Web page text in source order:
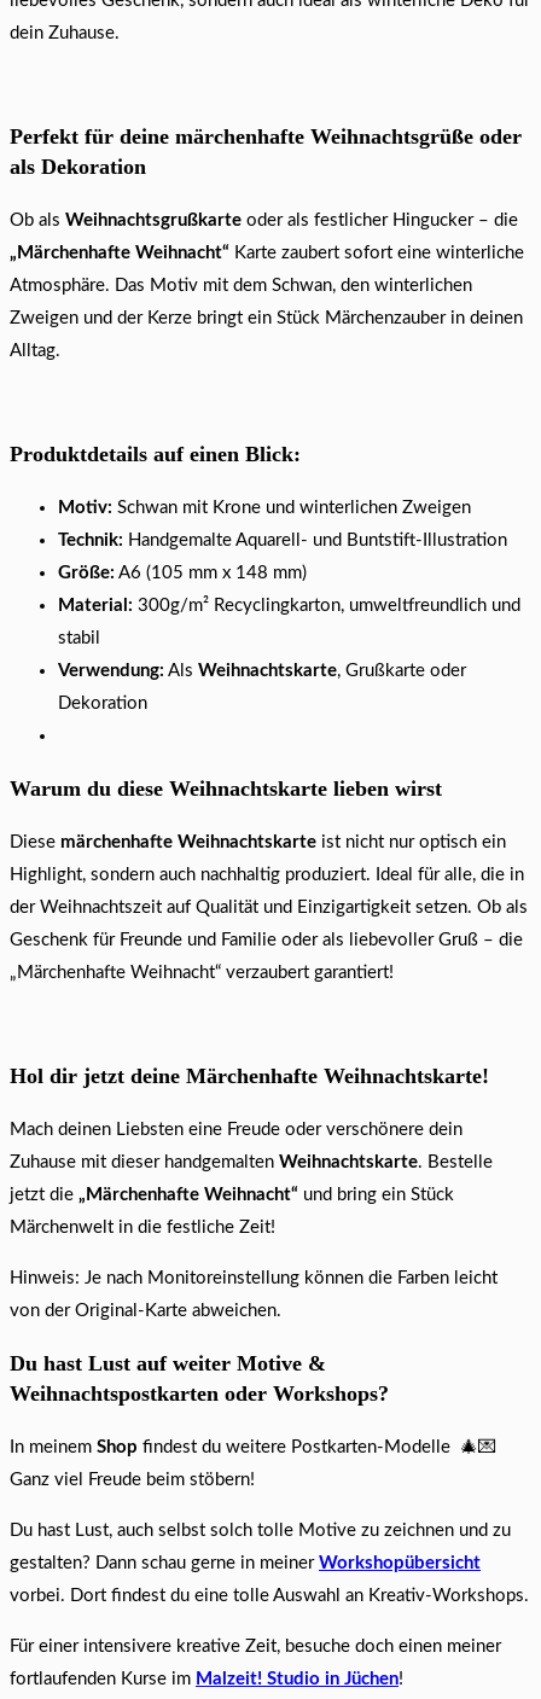
dein Zuhause.
Perfekt für deine märchenhafte Weihnachtsgrüße oder
als Dekoration
Ob als Weihnachtsgrußkarte oder als festlicher Hingucker – die
„Märchenhafte Weihnacht“ Karte zaubert sofort eine winterliche
Atmosphäre. Das Motiv mit dem Schwan, den winterlichen
Zweigen und der Kerze bringt ein Stück Märchenzauber in deinen
Alltag.
Produktdetails auf einen Blick:
Motiv: Schwan mit Krone und winterlichen Zweigen
Technik: Handgemalte Aquarell- und Buntstift-Illustration
Größe: A6 (105 mm x 148 mm)
Material: 300g/m² Recyclingkarton, umweltfreundlich und
stabil
Verwendung: Als Weihnachtskarte, Grußkarte oder
Dekoration
Warum du diese Weihnachtskarte lieben wirst
Diese märchenhafte Weihnachtskarte ist nicht nur optisch ein
Highlight, sondern auch nachhaltig produziert. Ideal für alle, die in
der Weihnachtszeit auf Qualität und Einzigartigkeit setzen. Ob als
Geschenk für Freunde und Familie oder als liebevoller Gruß – die
„Märchenhafte Weihnacht“ verzaubert garantiert!
Hol dir jetzt deine Märchenhafte Weihnachtskarte!
Mach deinen Liebsten eine Freude oder verschönere dein
Zuhause mit dieser handgemalten Weihnachtskarte. Bestelle
jetzt die „Märchenhafte Weihnacht“ und bring ein Stück
Märchenwelt in die festliche Zeit!
Hinweis: Je nach Monitoreinstellung können die Farben leicht
von der Original-Karte abweichen.
Du hast Lust auf weiter Motive &
Weihnachtspostkarten oder Workshops?
In meinem Shop findest du weitere Postkarten-Modelle 🎄💌
Ganz viel Freude beim stöbern!
Du hast Lust, auch selbst solch tolle Motive zu zeichnen und zu
gestalten? Dann schau gerne in meiner Workshopübersicht
vorbei. Dort findest du eine tolle Auswahl an Kreativ-Workshops.
Für einer intensivere kreative Zeit, besuche doch einen meiner
fortlaufenden Kurse im Malzeit! Studio in Jüchen!